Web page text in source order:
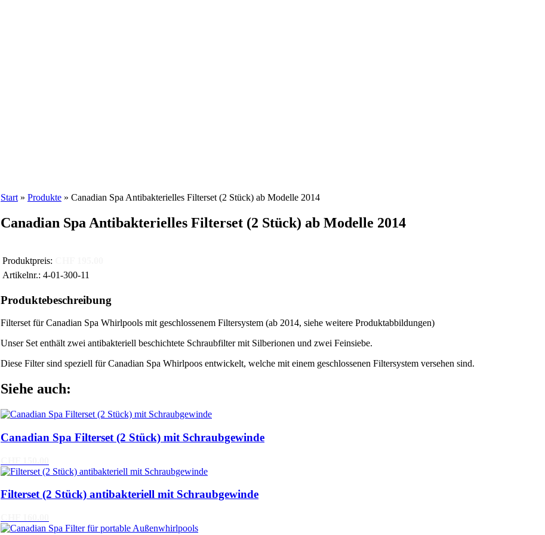
Start » Produkte » Canadian Spa Antibakterielles Filterset (2 Stück) ab Modelle 2014
Canadian Spa Antibakterielles Filterset (2 Stück) ab Modelle 2014
Produktpreis:
Artikelnr.: 4-01-300-11
Produktebeschreibung
Filterset für Canadian Spa Whirlpools mit geschlossenem Filtersystem (ab 2014, siehe weitere Produktabbildungen)
Unser Set enthält zwei antibakteriell beschichtete Schraubfilter mit Silberionen und zwei Feinsiebe.
Diese Filter sind speziell für Canadian Spa Whirlpoos entwickelt, welche mit einem geschlossenen Filtersystem versehen sind.
Siehe auch:
Canadian Spa Filterset (2 Stück) mit Schraubgewinde
Filterset (2 Stück) antibakteriell mit Schraubgewinde